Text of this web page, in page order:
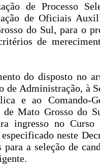
de Processo
de Oficiais
do Sul, para o
de
do disposto no
de Administração, à
e ao Comando-
Mato Grosso do
ingresso no
neste
a seleção de